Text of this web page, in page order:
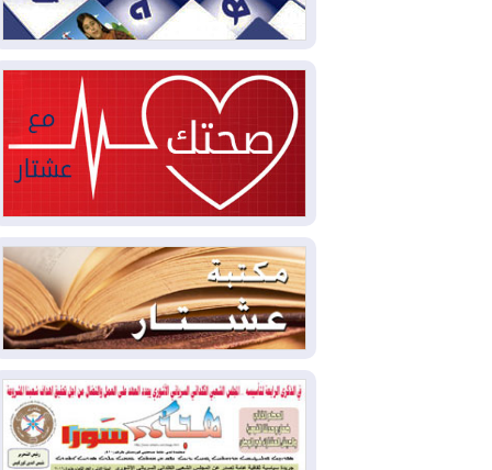
2026-08-03كوبا تغرق في الظلام مجددا
2026-08-03
أوامر بإجلاء 60 ألف شخص
بسبب الحرائق في ولاية واشنطن
2026-08-02
مشروع "حسابي" يُمهل
الموظفين حتى نهاية أغسطس لاستلام
بطاقاتهم المصرفية
2026-08-02دمشق وعمّان تحذران بغداد:
أي هجوم من أراضي العراق سيواجه برد
2026-08-02ترامب: الولايات المتحدة
وإسرائيل تعلقان شن ضربات على إيران
2026-08-01
تقرير: الولايات المتحدة تسحب
منظومة باتريوت الدفاعية من أربيل